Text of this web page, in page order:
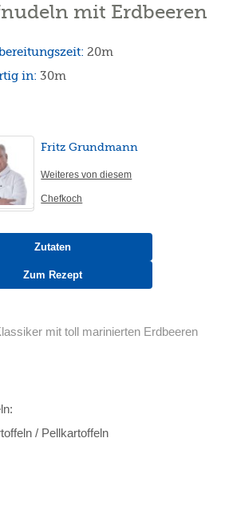
mit Erdbeeren
20m
in: 30m
Fritz Grundmann
Weiteres von diesem
Chefkoch
Zutaten
Zum Rezept
mit toll marinierten Erdbeeren
/ Pellkartoffeln